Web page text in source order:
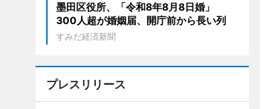
墨田区役所、「令和8年8月8日婚」
300人超が婚姻届、開庁前から長い列
すみだ経済新聞
プレスリリース